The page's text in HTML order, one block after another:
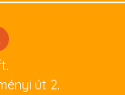
út 2.